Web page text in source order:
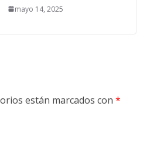
mayo 14, 2025
están marcados con *